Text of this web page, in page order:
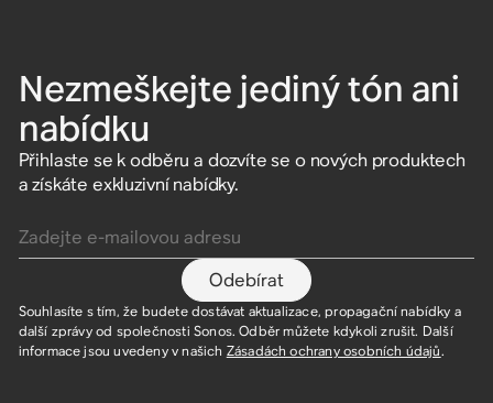
Nezmeškejte jediný tón ani
nabídku
Přihlaste se k odběru a dozvíte se o nových produktech
a získáte exkluzivní nabídky.
Odebírat
Souhlasíte s tím, že budete dostávat aktualizace, propagační nabídky a
další zprávy od společnosti Sonos. Odběr můžete kdykoli zrušit. Další
informace jsou uvedeny v našich Zásadách ochrany osobních údajů.